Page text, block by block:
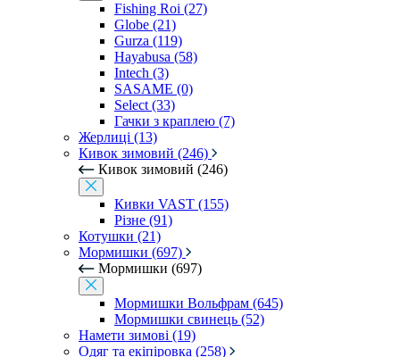
Fishing Roi (27)
Globe (21)
Gurza (119)
Hayabusa (58)
Intech (3)
SASAME (0)
Select (33)
Гачки з краплею (7)
Жерлиці (13)
Кивок зимовий (246)
Кивок зимовий (246)
Кивки VAST (155)
Різне (91)
Котушки (21)
Мормишки (697)
Мормишки (697)
Мормишки Вольфрам (645)
Мормишки свинець (52)
Намети зимові (19)
Одяг та екіпіровка (258)